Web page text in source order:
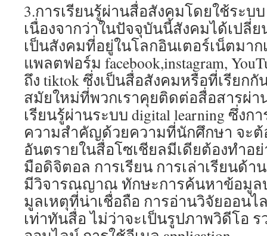
3.การเรียนรู้ผ่านสื่อสังคมโดยใช้ระบบ
เนื่องจากว่าในปัจจุบันนี้สังคมได้เปลี่
เป็นสังคมที่อยู่ในโลกอินเตอร์เน็ตมา
แพลตฟอร์ม facebook,instagram,
ถึง tiktok ซึ่งเป็นสื่อสังคมหรือที่เรียกกั
สมัยใหม่ที่พวกเราคุยติดต่อสื่อสารผ่า
เรียนรู้ผ่านระบบ digital learning ซึ่งก
ความสำคัญด้วยความที่นักศึกษา จะต้
อันตรายในสื่อโซเชียลมีเดียต้องทำอย่
มือดิจิตอล การเรียน การเล่าเรียนด้
มีวิจารณญาณ ทักษะการค้นหาข้อมูล
มูลเหตุที่น่าเชื่อถือ การอ่านวิจัยออน
เท่าทันสื่อ ไม่ว่าจะเป็นรูปภาพวิดีโอ